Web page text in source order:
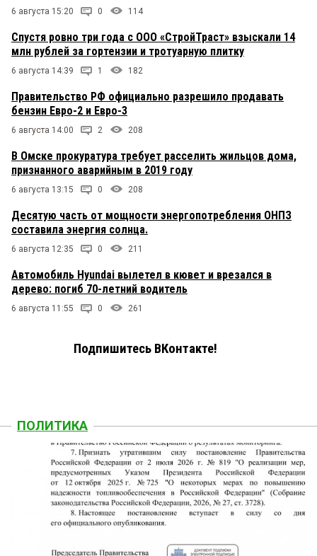
6 августа 15:20 0 114
Спустя ровно три года с ООО «СтройТраст» взыскали 14
млн рублей за гортензии и тротуарную плитку
6 августа 14:39 1 182
Правительство РФ официально разрешило продавать
бензин Евро-2 и Евро-3
6 августа 14:00 2 208
В Омске прокуратура требует расселить жильцов дома,
признанного аварийным в 2019 году
6 августа 13:15 0 208
Десятую часть от мощности энергопотребления ОНПЗ
составила энергия солнца.
6 августа 12:35 0 211
Автомобиль Hyundai вылетел в кювет и врезался в
дерево: погиб 70-летний водитель
6 августа 11:55 0 261
Подпишитесь ВКонтакте!
ПОЛИТИКА